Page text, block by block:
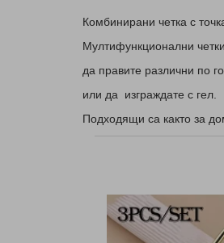
Комбинирани четка с
Мултифункционални
да правите различни по
или да изграждате с гел.
Подходящи са както за